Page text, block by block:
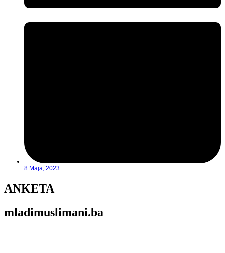
8 Maja, 2023
ANKETA
mladimuslimani.ba